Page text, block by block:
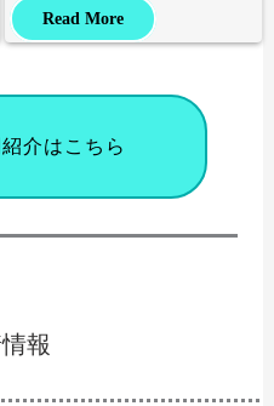
Read More
介はこちら
報